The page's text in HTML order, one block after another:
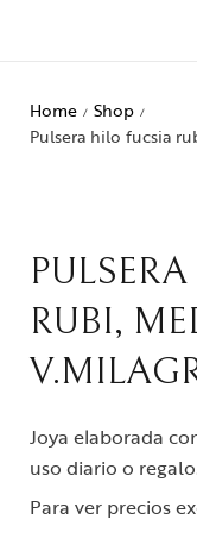
Home / Shop /
Pulsera hilo fucsia
RUBI,
Joya elaborada
uso diario o
Para ver precios